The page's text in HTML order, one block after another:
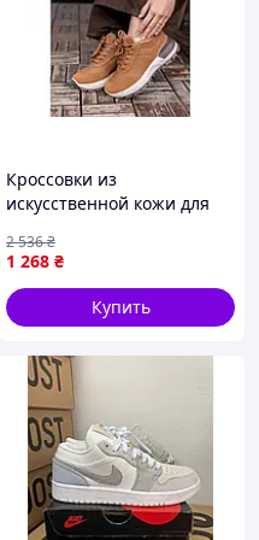
сітка
41р 42р
25,7 см 26,5 см
?
самі
постійний номер
Кроссовки из
искусственной кожи для
искусственным мехом арт
5112 цвет карамель
1 268 ₴
2 536₴
Купить